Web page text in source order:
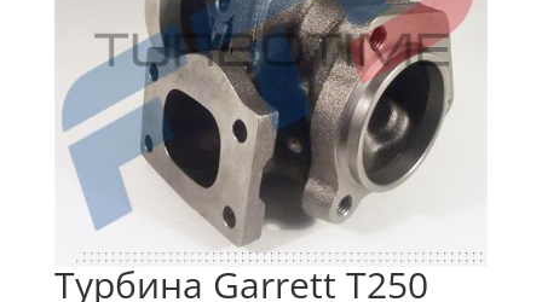
Турбина Garrett T250